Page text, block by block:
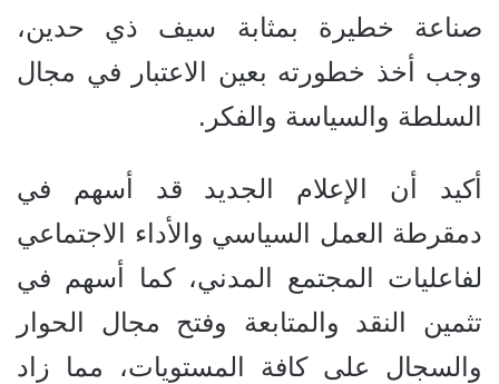
صناعة خطيرة بمثابة سيف ذي حدين،
وجب أخذ خطورته بعين الاعتبار في مجال
السلطة والسياسة والفكر.
أكيد أن الإعلام الجديد قد أسهم في
دمقرطة العمل السياسي والأداء الاجتماعي
لفاعليات المجتمع المدني، كما أسهم في
تثمين النقد والمتابعة وفتح مجال الحوار
والسجال على كافة المستويات، مما زاد